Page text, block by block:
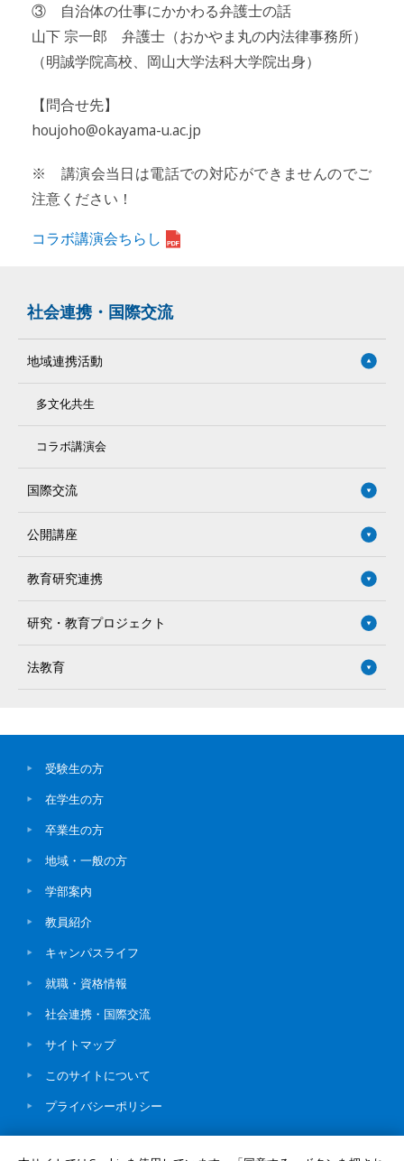
③ 自治体の仕事にかかわる弁護士の話
山下 宗一郎 弁護士（おかやま丸の内法律事務所）
（明誠学院高校、岡山大学法科大学院出身）
【問合せ先】
houjoho@okayama-u.ac.jp
※ 講演会当日は電話での対応ができませんのでご
注意ください！
コラボ講演会ちらし
社会連携・国際交流
地域連携活動
多文化共生
コラボ講演会
国際交流
公開講座
教育研究連携
研究・教育プロジェクト
法教育
受験生の方
在学生の方
卒業生の方
地域・一般の方
学部案内
教員紹介
キャンパスライフ
就職・資格情報
社会連携・国際交流
サイトマップ
このサイトについて
プライバシーポリシー